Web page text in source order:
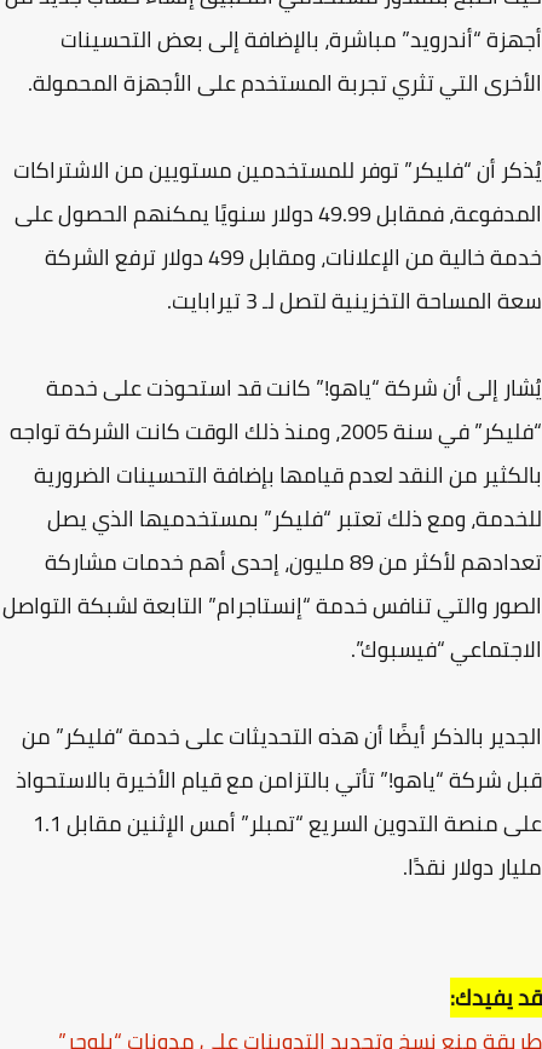
“أندرويد” مباشرة، بالإضافة إلى بعض التحسينات
التي تثري تجربة المستخدم على الأجهزة المحمولة.
أن “فليكر” توفر للمستخدمين مستويين من الاشتراكات
المدفوعة، فمقابل 49.99 دولار سنويًا يمكنهم الحصول على
خدمة خالية من الإعلانات، ومقابل 499 دولار ترفع الشركة
التخزينية لتصل لـ 3 تيرابايت.
إلى أن شركة “ياهو!” كانت قد استحوذت على خدمة
“فليكر” في سنة 2005، ومنذ ذلك الوقت كانت الشركة تواجه
من النقد لعدم قيامها بإضافة التحسينات الضرورية
ومع ذلك تعتبر “فليكر” بمستخدميها الذي يصل
تعدادهم لأكثر من 89 مليون، إحدى أهم خدمات مشاركة
والتي تنافس خدمة “إنستاجرام” التابعة لشبكة التواصل
“فيسبوك”.
بالذكر أيضًا أن هذه التحديثات على خدمة “فليكر” من
شركة “ياهو!” تأتي بالتزامن مع قيام الأخيرة بالاستحواذ
على منصة التدوين السريع “تمبلر” أمس الإثنين مقابل 1.1
دولار نقدًا.